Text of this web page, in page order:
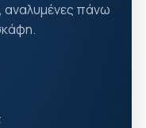
αναλυμένες πάνω